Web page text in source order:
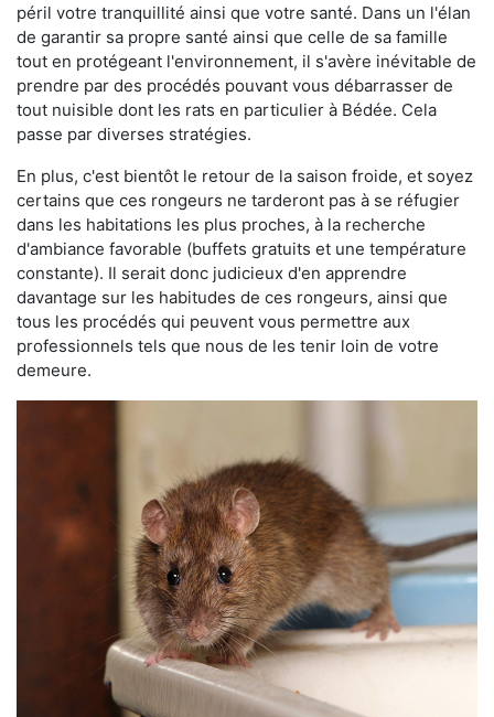
péril votre tranquillité ainsi que votre santé. Dans un l'élan
de garantir sa propre santé ainsi que celle de sa famille
tout en protégeant l'environnement, il s'avère inévitable de
prendre par des procédés pouvant vous débarrasser de
tout nuisible dont les rats en particulier à Bédée. Cela
passe par diverses stratégies.
En plus, c'est bientôt le retour de la saison froide, et soyez
certains que ces rongeurs ne tarderont pas à se réfugier
dans les habitations les plus proches, à la recherche
d'ambiance favorable (buffets gratuits et une température
constante). Il serait donc judicieux d'en apprendre
davantage sur les habitudes de ces rongeurs, ainsi que
tous les procédés qui peuvent vous permettre aux
professionnels tels que nous de les tenir loin de votre
demeure.